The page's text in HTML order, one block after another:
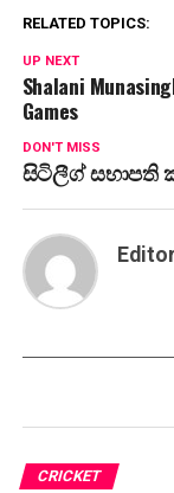
RELATED TOPICS:
UP NEXT
Shalani
Games
DON'T MISS
සිටිලීග් සභාපති
CRICKET